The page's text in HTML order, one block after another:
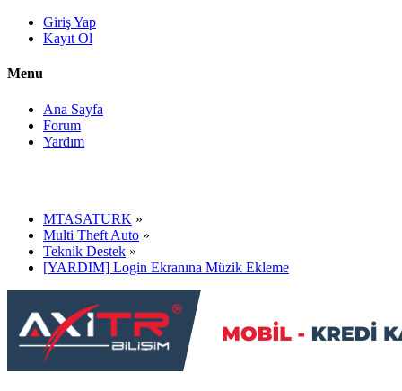
Giriş Yap
Kayıt Ol
Menu
Ana Sayfa
Forum
Yardım
MTASATURK »
Multi Theft Auto »
Teknik Destek »
[YARDIM] Login Ekranına Müzik Ekleme